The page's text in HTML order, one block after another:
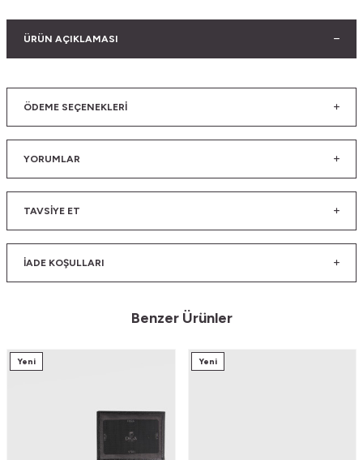
ÜRÜN AÇIKLAMASI
ÖDEME SEÇENEKLERI
YORUMLAR
TAVSIYE ET
İADE KOŞULLARI
Benzer Ürünler
Yeni Yeni